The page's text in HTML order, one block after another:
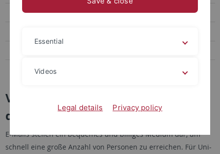
moodlepro
Windows-Domäne
Versand von Rundmails innerhalb
der Universität Tübingen
E-Mails stellen ein bequemes und billiges Medium dar, um
schnell eine große Anzahl von Personen zu erreichen. Für Uni-
Essential
Videos
Legal details Privacy policy